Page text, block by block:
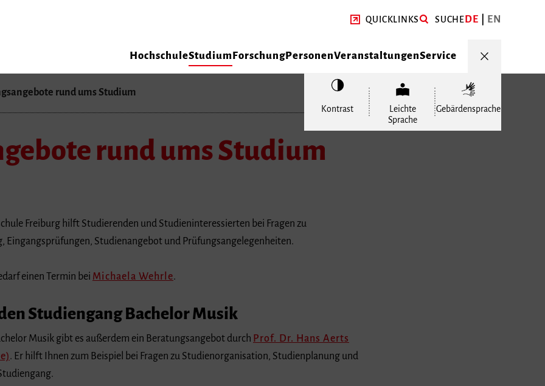
QUICKLINKS SUCHEDE EN
HochschuleStudiumForschungPersonenVeranstaltungenService
Kontrast
Leichte
Sprache
Gebärdensprache
rund ums Studium
rund ums Studium
Freiburg hilft Studierenden und Studieninteressierten bei Fragen zu
Eingangsprüfungen, Studienangebot und Prüfungsangelegenheiten.
einen Termin bei Michaela Wehrle.
Studiengang Bachelor Musik
Musik gibt es außerdem ein Beratungsangebot durch Prof. Dr. Hans Aerts
. Er hilft Ihnen zum Beispiel bei Fragen zu Studienorganisation, Studienplanung und